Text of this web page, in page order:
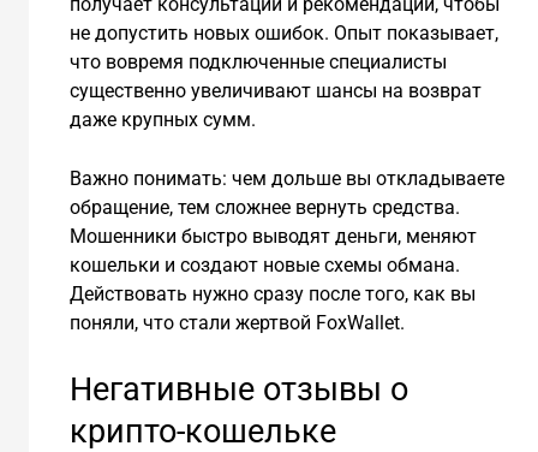
не допустить новых ошибок. Опыт показывает,
что вовремя подключенные специалисты
существенно увеличивают шансы на возврат
даже крупных сумм.
Важно понимать: чем дольше вы откладываете
обращение, тем сложнее вернуть средства.
Мошенники быстро выводят деньги, меняют
кошельки и создают новые схемы обмана.
Действовать нужно сразу после того, как вы
поняли, что стали жертвой FoxWallet.
Негативные отзывы о
крипто-кошельке